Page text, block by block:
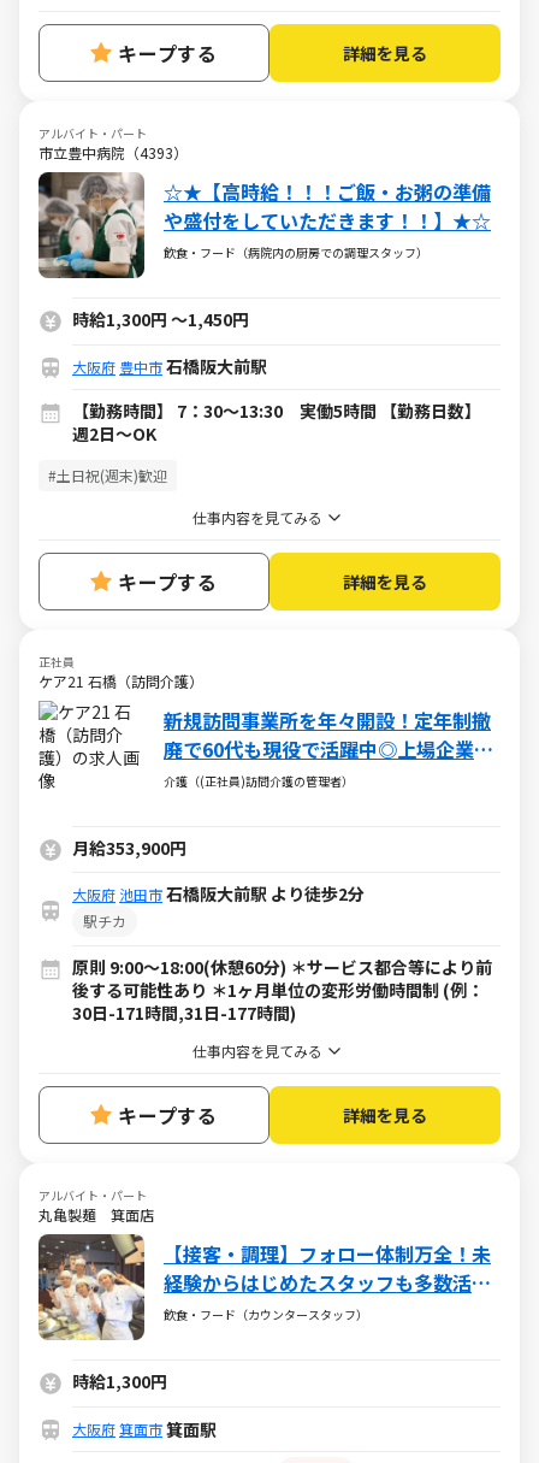
キープする 詳細を見る
アルバイト・パート
市立豊中病院（4393）
☆★【高時給！！！ご飯・お粥の準備
や盛付をしていただきます！！】★☆
飲食・フード（病院内の厨房での調理スタッフ）
時給1,300円 ～1,450円
大阪府 豊中市石橋阪大前駅
【勤務時間】 7：30～13:30 実働5時間 【勤務日数】
週2日～OK
#土日祝(週末)歓迎
仕事内容を見てみる
キープする 詳細を見る
正社員
ケア21 石橋（訪問介護）
新規訪問事業所を年々開設！定年制撤
廃で60代も現役で活躍中◎上場企業の
安定基盤で事業所運営
介護（(正社員)訪問介護の管理者）
月給353,900円
大阪府 池田市石橋阪大前駅 より徒歩2分
駅チカ
原則 9:00～18:00(休憩60分) ＊サービス都合等により前
後する可能性あり ＊1ヶ月単位の変形労働時間制 (例：
30日-171時間,31日-177時間)
仕事内容を見てみる
キープする 詳細を見る
アルバイト・パート
丸亀製麺 箕面店
【接客・調理】フォロー体制万全！未
経験からはじめたスタッフも多数活躍
中！
飲食・フード（カウンタースタッフ）
時給1,300円
大阪府箕面市箕面駅